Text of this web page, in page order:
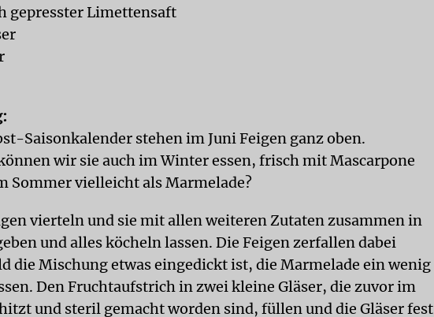
gepresster Limettensaft
Saisonkalender stehen im Juni Feigen ganz oben.
wir sie auch im Winter essen, frisch mit Mascarpone
Sommer vielleicht als Marmelade?
vierteln und sie mit allen weiteren Zutaten zusammen in
und alles köcheln lassen. Die Feigen zerfallen dabei
die Mischung etwas eingedickt ist, die Marmelade ein wenig
Den Fruchtaufstrich in zwei kleine Gläser, die zuvor im
und steril gemacht worden sind, füllen und die Gläser fest